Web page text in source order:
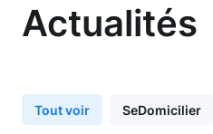
Actualités
Tout voir SeDomicilier